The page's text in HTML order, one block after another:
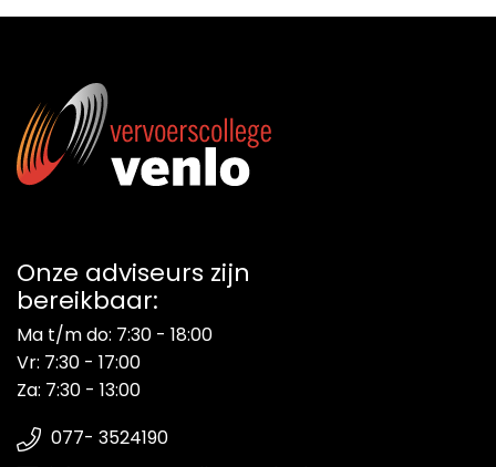
Onze adviseurs zijn
bereikbaar:
Ma t/m do: 7:30 - 18:00
Vr: 7:30 - 17:00
Za: 7:30 - 13:00
077- 3524190